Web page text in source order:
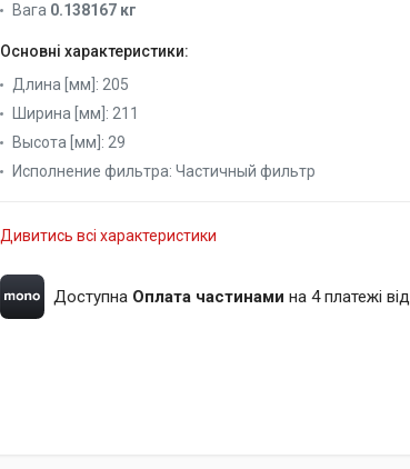
Вага 0.138167 кг
Основні характеристики:
Длина [мм]: 205
Ширина [мм]: 211
Высота [мм]: 29
Исполнение фильтра: Частичный фильтр
Дивитись всі характеристики
Доступна Оплата частинами на 4 платежі від